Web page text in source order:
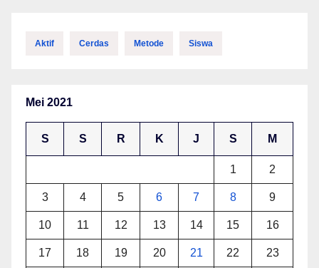
Aktif Cerdas Metode Siswa
Mei 2021
S S R K J S M
1 2
3 4 5 6 7 8 9
10 11 12 13 14 15 16
17 18 19 20 21 22 23